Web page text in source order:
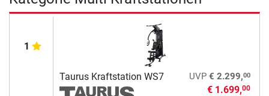
1
Taurus Kraftstation WS7 UVP € 2.299,00
€ 1.699,00